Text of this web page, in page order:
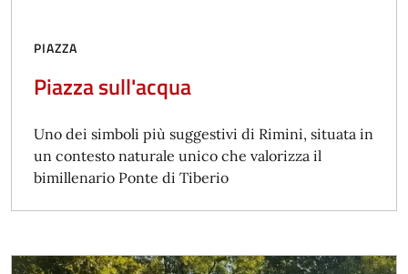
PIAZZA
Piazza sull'acqua
Uno dei simboli più suggestivi di Rimini, situata in
un contesto naturale unico che valorizza il
bimillenario Ponte di Tiberio